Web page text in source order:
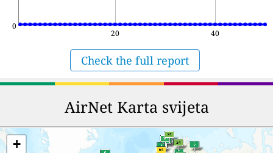
0
20 40
Check the full report
AirNet Karta svijeta
+